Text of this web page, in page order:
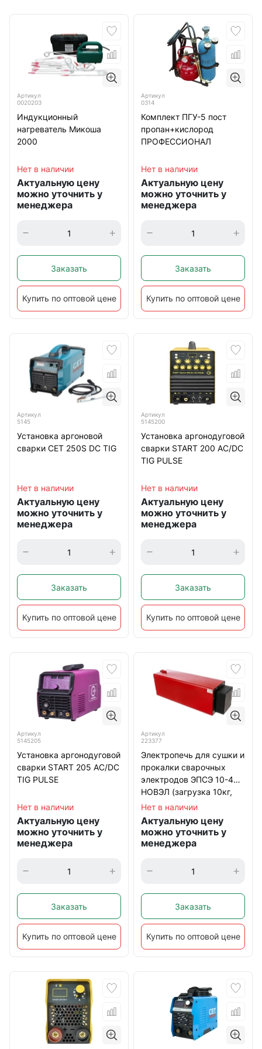
Артикул
0020203
Индукционный
нагреватель Микоша
2000
Нет в наличии
Актуальную цену
можно уточнить у
менеджера
Заказать
Купить по оптовой цене
Артикул
0314
Комплект ПГУ-5 пост
пропан+кислород
ПРОФЕССИОНАЛ
Нет в наличии
Актуальную цену
можно уточнить у
менеджера
Заказать
Купить по оптовой цене
Артикул
5145
Установка аргоновой
сварки CET 250S DC TIG
Нет в наличии
Актуальную цену
можно уточнить у
менеджера
Заказать
Купить по оптовой цене
Артикул
5145200
Установка аргонодуговой
сварки START 200 AC/DC
TIG PULSE
Нет в наличии
Актуальную цену
можно уточнить у
менеджера
Заказать
Купить по оптовой цене
Артикул
5145205
Установка аргонодуговой
сварки START 205 AC/DC
TIG PULSE
Нет в наличии
Актуальную цену
можно уточнить у
менеджера
Заказать
Купить по оптовой цене
Артикул
223377
Электропечь для сушки и
прокалки сварочных
электродов ЭПСЭ 10-400
НОВЭЛ (загрузка 10кг,
220В)
Нет в наличии
Актуальную цену
можно уточнить у
менеджера
Заказать
Купить по оптовой цене